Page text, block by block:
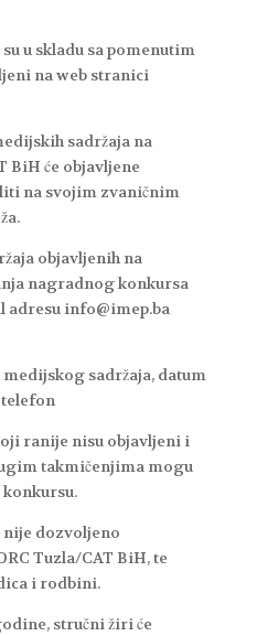
u skladu sa pomenutim
na web stranici
sadržaja na
BiH će objavljene
na svojim zvaničnim
objavljenih na
nagradnog konkursa
adresu info@imep.ba
sadržaja, datum
ranije nisu objavljeni i
takmičenjima mogu
nije dozvoljeno
Tuzla/CAT BiH, te
i rodbini.
stručni žiri će